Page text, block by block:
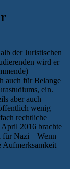
der Juristischen
wird er
auch für Belange
ein.
aber auch
wenig
rechtliche
2016 brachte
Nazi – Wenn
Aufmerksamkeit